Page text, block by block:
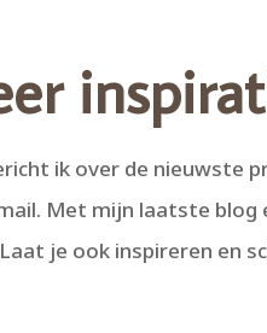
ik over de nieuwste
Met mijn laatste blog
je ook inspireren en